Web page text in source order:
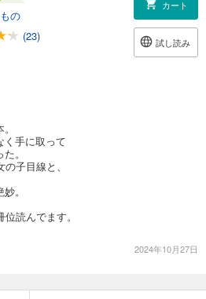
の
(23)
カート
試し読み
く手に取って
。
子目線と、
。
読んでます。
2024年10月27日